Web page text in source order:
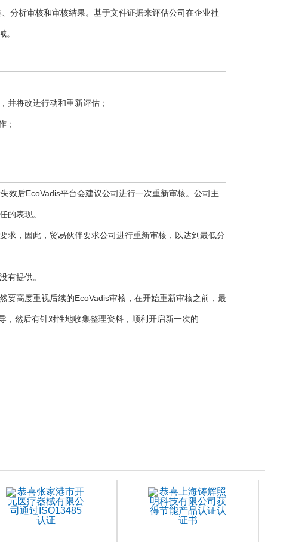
分析审核和审核结果。基于文件证据来评估公司在企业社
。
并将改进行动和重新评估；
；
效后EcoVadis平台会建议公司进行一次重新审核。公司主
的表现。
求，因此，贸易伙伴要求公司进行重新审核，以达到最低分
有提供。
要高度重视后续的EcoVadis审核，在开始重新审核之前，最
，然后有针对性地收集整理资料，顺利开启新一次的